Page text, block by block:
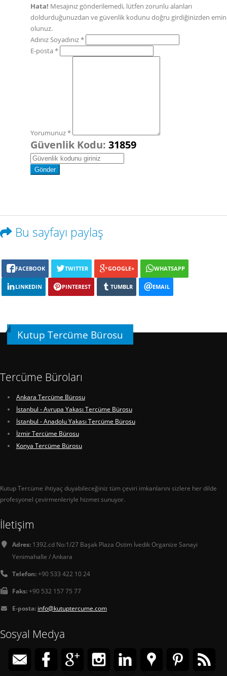
Hata! Mesajınız gönderilemedi, lütfen zorunlu alanları
doldurduğunuzdan ve güvenlik kodunu doğru girdiğinizden emin
olunuz.
Adınız Soyadınız *
E-posta *
Yorumunuz *
Güvenlik Kodu: 31859
Bu sayfayı paylaş
FACEBOOK TWITTER GOOGLE+ WHATSAPP
LINKEDIN PINTEREST TUMBLR EMAIL
Kutup Tercüme Bürosu
Tercüme Büroları
Ankara Tercüme Bürosu
İstanbul - Avrupa Yakası Tercüme Bürosu
İstanbul - Anadolu Yakası Tercüme Bürosu
İzmir Tercüme Bürosu
Konya Tercüme Bürosu
Kutup Tercüme ihtiyaç duyabileceğiniz tüm çeviri imkanlarını sizlere her dilde
profesyonel çevirmenleriyle hizmet sunuyor.
İletişim
Adres: 1392.cd No:1/27 Başak Plaza Ostim İvedik Organize Sanayi
Yenimahalle / Ankara
Telefon:+90 533 422 10 24
Faks:+90 532 157 75 77
E-posta: info@kutuptercume.com
Sosyal Medya